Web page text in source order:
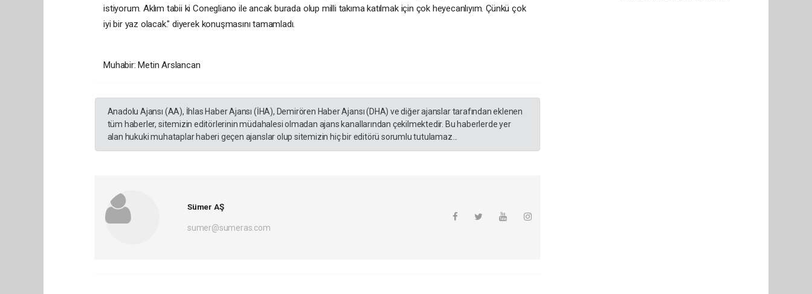
istiyorum. Aklım tabii ki Conegliano ile ancak burada olup milli takıma katılmak için çok heyecanlıyım. Çünkü çok
iyi bir yaz olacak." diyerek konuşmasını tamamladı.
Muhabir: Metin Arslancan
Anadolu Ajansı (AA), İhlas Haber Ajansı (İHA), Demirören Haber Ajansı (DHA) ve diğer ajanslar tarafından eklenen
tüm haberler, sitemizin editörlerinin müdahalesi olmadan ajans kanallarından çekilmektedir. Bu haberlerde yer
alan hukuki muhataplar haberi geçen ajanslar olup sitemizin hiç bir editörü sorumlu tutulamaz...
Sümer AŞ
sumer@sumeras.com